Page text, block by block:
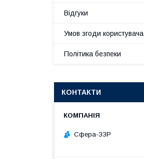
Відгуки
Умов згоди користувача
Політика безпеки
КОНТАКТИ
Сфера-ЗЗР